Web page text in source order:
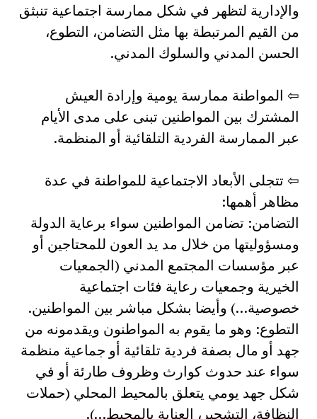
والإدارية لتظهر في شكل ممارسة اجتماعية تنبثق
من القيم المرتبطة بها مثل التضامن، التطوع،
الحسن المدني والسلوك المدني.
⇦ المواطنة ممارسة يومية وإرادة العيش
المشترك بين المواطنين تبنى على مدى الأيام
عبر الممارسة الفردية التلقائية أو المنظمة.
⇦ تتجلى الأبعاد الاجتماعية للمواطنة في عدة
مظاهر أهمها:
التضامن: تضامن المواطنين سواء برعاية الدولة
ومسؤوليتها من خلال مد يد العون للمحتاجين أو
عبر مؤسسات المجتمع المدني (الجمعيات
الخيرية وجمعيات رعاية فئات اجتماعية
خصوصية…) وأيضا بشكل مباشر بين المواطنين.
التطوع: وهو ما يقوم به المواطنون ويقدمونه من
جهد أو مال بصفة فردية تلقائية أو جماعية منظمة
سواء عند حدوث كوارث وظروف طارئة أو في
شكل جهد يومي يتعلق بالمحيط المحلي (حملات
النظافة، التشجير، العناية بالمحيط…).